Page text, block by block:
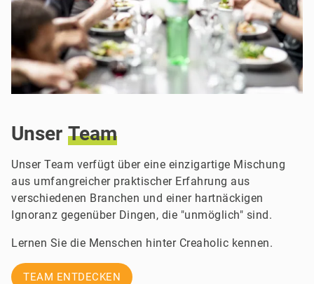
Unser Team
Unser Team verfügt über eine einzigartige Mischung
aus umfangreicher praktischer Erfahrung aus
verschiedenen Branchen und einer hartnäckigen
Ignoranz gegenüber Dingen, die "unmöglich" sind.
Lernen Sie die Menschen hinter Creaholic kennen.
TEAM ENTDECKEN